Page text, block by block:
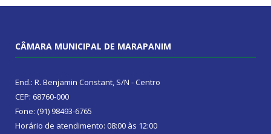
CÂMARA MUNICIPAL DE MARAPANIM
End.: R. Benjamin Constant, S/N - Centro
CEP: 68760-000
Fone: (91) 98493-6765
Horário de atendimento: 08:00 às 12:00